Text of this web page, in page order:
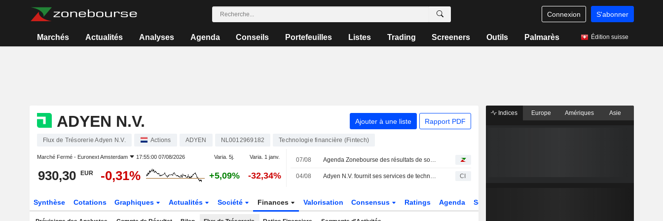
Connexion S'abonner
Marchés Actualités Analyses Agenda Conseils Portefeuilles Listes Trading Screeners Outils Palmarès Édition suisse
ADYEN N.V. Ajouter à une liste Rapport PDF
Flux de Trésorerie Adyen N.V. Actions ADYEN NL0012969182 Technologie financière (Fintech)
Marché Fermé - Euronext Amsterdam 17:55:00 07/08/2026 Varia. 5j. Varia. 1 janv.
930,30 EUR -0,31% +5,09% -32,34%
07/08 Agenda Zonebourse des résultats de sociétés : semaine du 10 au 14 août 2026
04/08 Adyen N.V. fournit ses services de technologie de paiement à LillyDirect CI
Synthèse Cotations Graphiques Actualités Société Finances Valorisation Consensus Ratings Agenda Secteur
Indices Europe Amériques Asie